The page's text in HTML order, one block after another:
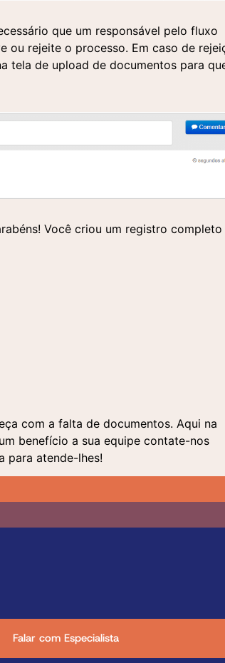
que um responsável pelo fluxo
ou rejeite o processo. Em caso de
tela de upload de documentos para
Você criou um registro completo
com a falta de documentos. Aqui na
benefício a sua equipe contate-nos
para atende-lhes!
Falar com Especialista